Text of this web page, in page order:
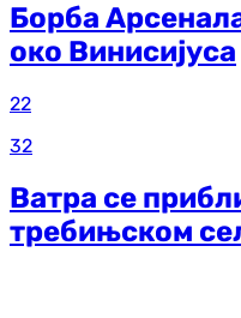
Борба
око Винисијуса
22
32
Ватра се
требињском